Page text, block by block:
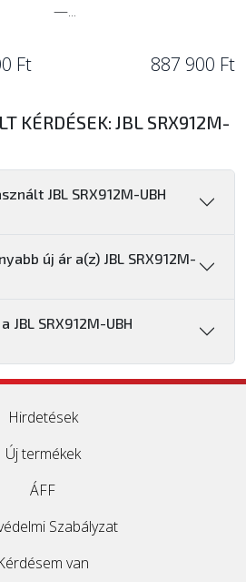
Ft
—...
887 900 Ft
KÉRDÉSEK: JBL SRX912M-
JBL SRX912M-UBH
új ár a(z) JBL SRX912M-
JBL SRX912M-UBH
Hirdetések
Új termékek
ÁFF
Szabályzat
van